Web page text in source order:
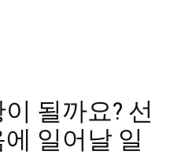
될까요? 선
일어날 일